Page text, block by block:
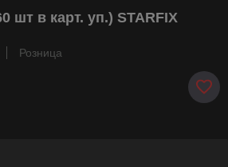
шт в карт. уп.) STARFIX
Розница